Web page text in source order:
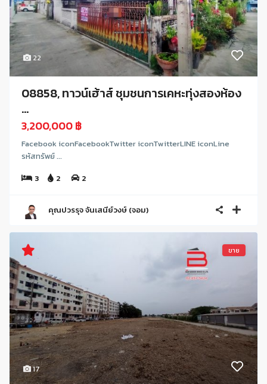
22
08858, ทาวน์เฮ้าส์ ชุมชนการเคหะทุ่งสองห้อง
...
3,200,000 ฿
Facebook iconFacebookTwitter iconTwitterLINE iconLine
รหัสทรัพย์ ...
3
2 2
คุณปวรรุจ จันเสนีย์วงษ์ (จอม)
17
ขาย